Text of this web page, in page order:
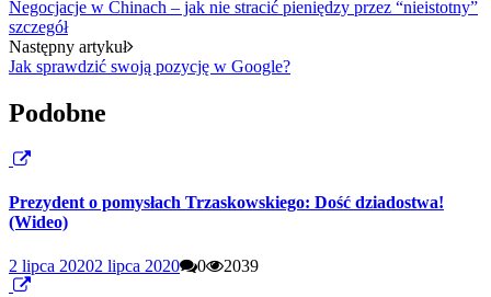
Negocjacje w Chinach – jak nie stracić pieniędzy przez “nieistotny”
szczegół
Następny artykuł
Jak sprawdzić swoją pozycję w Google?
Podobne
Prezydent o pomysłach Trzaskowskiego: Dość dziadostwa!
(Wideo)
2 lipca 20202 lipca 2020 0 2039